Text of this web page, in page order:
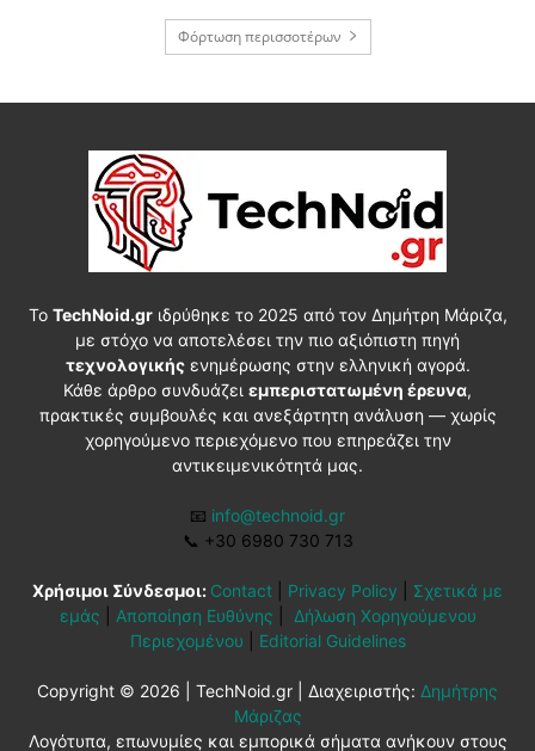
Φόρτωση περισσοτέρων
Το TechNoid.grιδρύθηκε το 2025 από τον Δημήτρη Μάριζα,
με στόχο να αποτελέσει την πιο αξιόπιστη πηγή
τεχνολογικήςενημέρωσης στην ελληνική αγορά.
Κάθε άρθρο συνδυάζει εμπεριστατωμένη έρευνα,
πρακτικές συμβουλές και ανεξάρτητη ανάλυση — χωρίς
χορηγούμενο περιεχόμενο που επηρεάζει την
αντικειμενικότητά μας.
📧 info@technoid.gr
📞 +30 6980 730 713
Χρήσιμοι Σύνδεσμοι: Contact Privacy Policy
Σχετικά με
εμάς
Αποποίηση Ευθύνης
Δήλωση Χορηγούμενου
Περιεχομένου
Editorial Guidelines
Copyright © 2026 | TechNoid.gr | Διαχειριστής: Δημήτρης
Μάριζας
Λογότυπα, επωνυμίες και εμπορικά σήματα ανήκουν στους